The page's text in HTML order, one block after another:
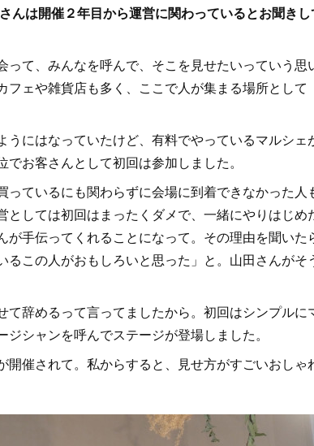
んは開催２年目から運営に関わっているとお聞き
て、みんなを呼んで、そこを見せたいっていう思
ェや雑貨店も多く、ここで人が集まる場所として
にはなっていたけど、有料でやっているマルシェ
お客さんとして初回は参加しました。
ているにも関わらずに会場に到着できなかった人
しては初回はまったくダメで、一緒にやりはじめ
手伝ってくれることになって。その理由を聞いた
るこの人がおもしろいと思った」と。山田さんがそ
辞めるって言ってましたから。初回はシンプルに
シャンを呼んでステージが登場しました。
催されて。私からすると、見せ方がすごいおしゃ